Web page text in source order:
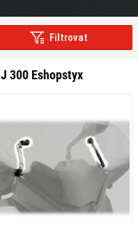
Filtrovat
J 300 Eshopstyx